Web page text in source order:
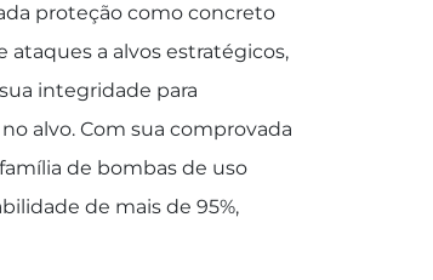
proteção como concreto
ataques a alvos estratégicos,
integridade para
alvo. Com sua comprovada
de bombas de uso
de mais de 95%,